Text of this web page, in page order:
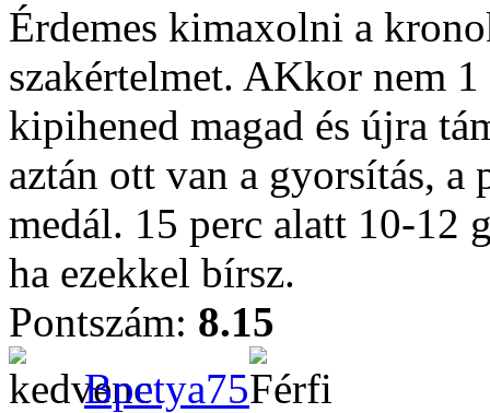
Érdemes kimaxolni a
szakértelmet. AKkor nem
kipihened magad és újra
aztán ott van a gyorsítás, a
medál. 15 perc alatt 10-12
ha ezekkel bírsz.
Pontszám: 8.15
Bpetya75